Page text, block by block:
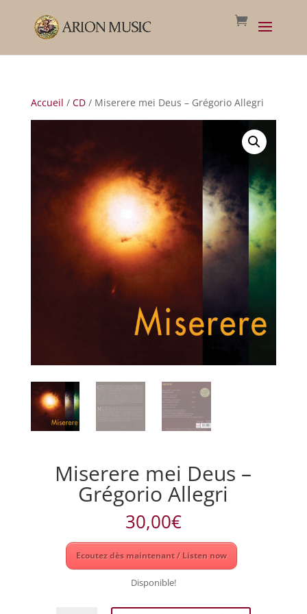
Accueil / CD/ Miserere mei Deus – Grégorio Allegri
Miserere mei Deus –
Grégorio Allegri
30,00€
Ecoutez dès maintenant / Listen now
Disponible!